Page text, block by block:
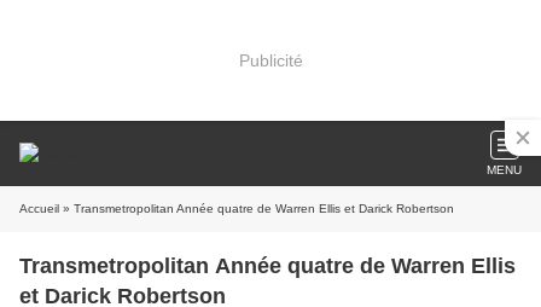
Publicité
MENU
Accueil » Transmetropolitan Année quatre de Warren Ellis et Darick Robertson
Transmetropolitan Année quatre de Warren Ellis
et Darick Robertson